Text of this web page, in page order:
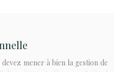
mener à bien la gestion de